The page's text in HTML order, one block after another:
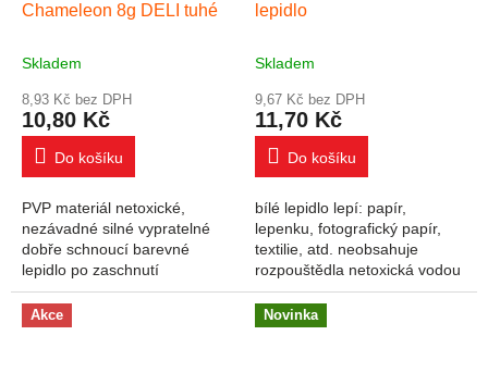
Chameleon 8g DELI tuhé
Skladem
8,93 Kč bez DPH
10,80 Kč
Do košíku
PVP materiál netoxické,
nezávadné silné vypratelné
dobře schnoucí barevné
lepidlo po zaschnutí
zprůhlední bez rozpouštědel
vhodné do domácností, škol i
kanceláří lepí papír,...
lepidlo
Skladem
9,67 Kč bez DPH
11,70 Kč
Do košíku
bílé lepidlo lepí: papír,
lepenku, fotografický papír,
textilie, atd. neobsahuje
rozpouštědla netoxická vodou
smývatelné pohodlná, rychlá a
čistá aplikace obsah: 36 g
Akce Novinka